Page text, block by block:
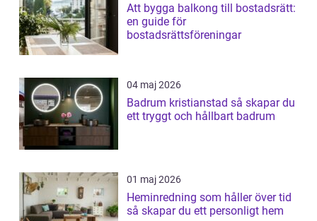
Att bygga balkong till bostadsrätt:
en guide för
bostadsrättsföreningar
04 maj 2026
Badrum kristianstad så skapar du
ett tryggt och hållbart badrum
01 maj 2026
Heminredning som håller över tid
så skapar du ett personligt hem